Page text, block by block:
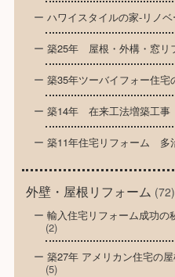
ハワイスタイルの家-リノ
築25年 屋根・外構・窓
築35年ツーバイフォー住宅
築14年 在来工法増築工
築11年住宅リフォーム 多
外壁・屋根リフォーム (72)
輸入住宅リフォーム成功の
(2)
築27年 アメリカン住宅の
(5)